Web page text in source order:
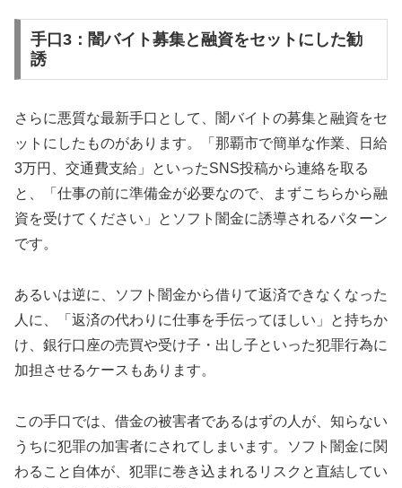
手口3：闇バイト募集と融資をセットにした勧
誘
さらに悪質な最新手口として、闇バイトの募集と融資をセ
ットにしたものがあります。「那覇市で簡単な作業、日給
3万円、交通費支給」といったSNS投稿から連絡を取る
と、「仕事の前に準備金が必要なので、まずこちらから融
資を受けてください」とソフト闇金に誘導されるパターン
です。
あるいは逆に、ソフト闇金から借りて返済できなくなった
人に、「返済の代わりに仕事を手伝ってほしい」と持ちか
け、銀行口座の売買や受け子・出し子といった犯罪行為に
加担させるケースもあります。
この手口では、借金の被害者であるはずの人が、知らない
うちに犯罪の加害者にされてしまいます。ソフト闇金に関
わること自体が、犯罪に巻き込まれるリスクと直結してい